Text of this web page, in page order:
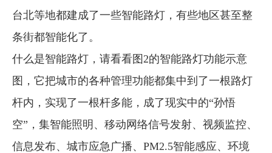
台北等地都建成了一些智能路灯，有些地区甚至整
条街都智能化了。
什么是智能路灯，请看看图2的智能路灯功能示意
图，它把城市的各种管理功能都集中到了一根路灯
杆内，实现了一根杆多能，成了现实中的“孙悟
空”，集智能照明、移动网络信号发射、视频监控、
信息发布、城市应急广播、PM2.5智能感应、环境